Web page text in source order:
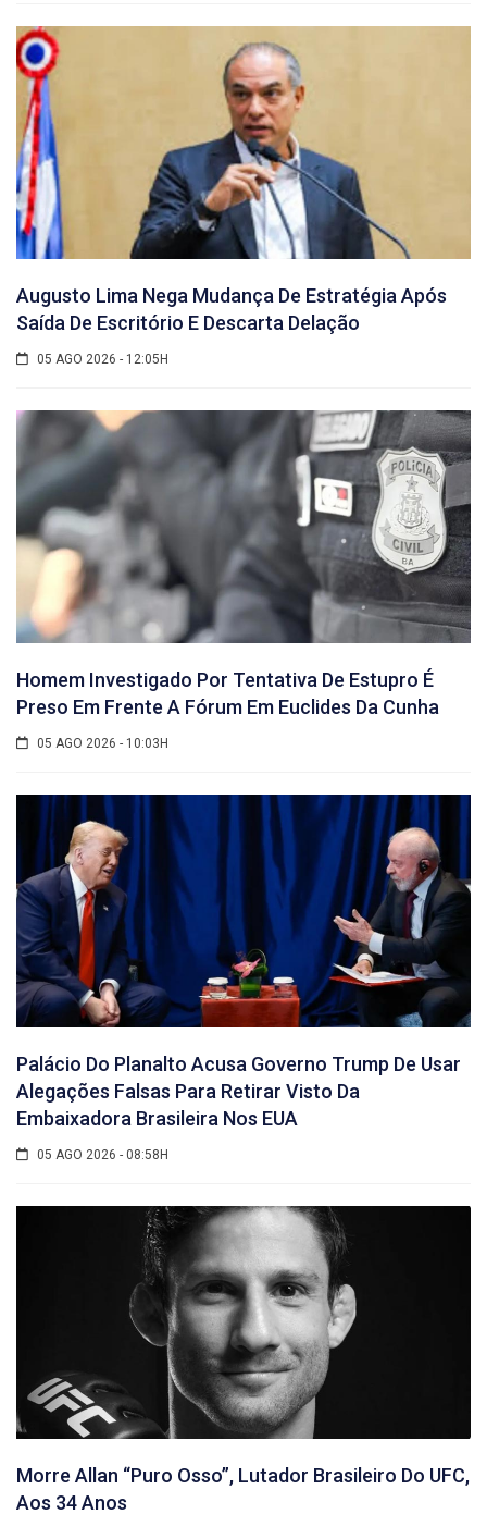
Augusto Lima Nega Mudança De Estratégia Após
Saída De Escritório E Descarta Delação
05 AGO 2026 - 12:05H
Homem Investigado Por Tentativa De Estupro É
Preso Em Frente A Fórum Em Euclides Da Cunha
05 AGO 2026 - 10:03H
Palácio Do Planalto Acusa Governo Trump De Usar
Alegações Falsas Para Retirar Visto Da
Embaixadora Brasileira Nos EUA
05 AGO 2026 - 08:58H
Morre Allan “Puro Osso”, Lutador Brasileiro Do UFC,
Aos 34 Anos